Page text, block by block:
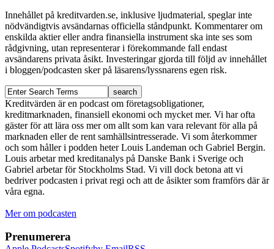
Innehållet på kreditvarden.se, inklusive ljudmaterial, speglar inte
nödvändigtvis avsändarnas officiella ståndpunkt. Kommentarer om
enskilda aktier eller andra finansiella instrument ska inte ses som
rådgivning, utan representerar i förekommande fall endast
avsändarens privata åsikt. Investeringar gjorda till följd av innehållet
i bloggen/podcasten sker på läsarens/lyssnarens egen risk.
Kreditvärden är en podcast om företagsobligationer,
kreditmarknaden, finansiell ekonomi och mycket mer. Vi har ofta
gäster för att lära oss mer om allt som kan vara relevant för alla på
marknaden eller de rent samhällsintresserade. Vi som återkommer
och som håller i podden heter Louis Landeman och Gabriel Bergin.
Louis arbetar med kreditanalys på Danske Bank i Sverige och
Gabriel arbetar för Stockholms Stad. Vi vill dock betona att vi
bedriver podcasten i privat regi och att de åsikter som framförs där är
våra egna.
Mer om podcasten
Prenumerera